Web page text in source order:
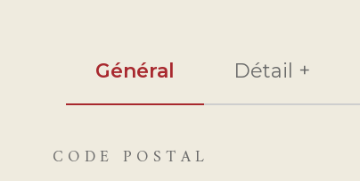
Général Détail +
TRAD_ZEPHYR_Caracteristique
CODE POSTAL